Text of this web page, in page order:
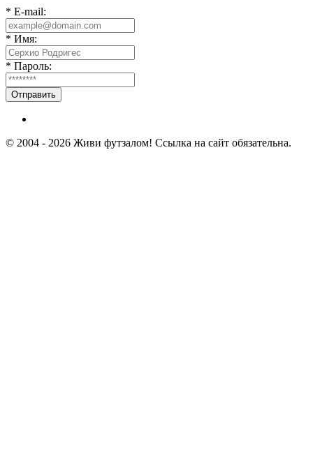
* E-mail:
* Имя:
* Пароль:
Отправить
© 2004 - 2026 Живи футзалом! Ссылка на сайт обязательна.